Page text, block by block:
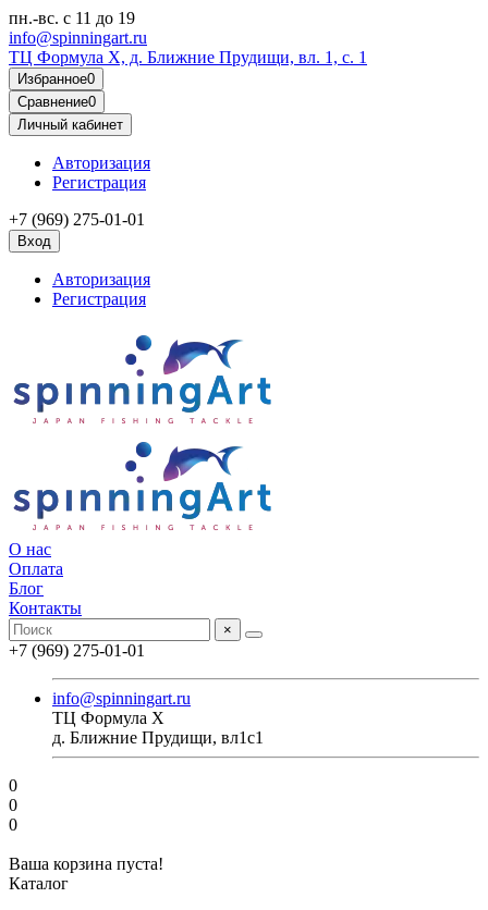
пн.-вс. с 11 до 19
info@spinningart.ru
ТЦ Формула X, д. Ближние Прудищи, вл. 1, с. 1
Избранное0
Сравнение0
Личный кабинет
Авторизация
Регистрация
+7 (969) 275-01-01
Вход
Авторизация
Регистрация
О нас
Оплата
Блог
Контакты
×
+7 (969) 275-01-01
info@spinningart.ru
ТЦ Формула X
д. Ближние Прудищи, вл1с1
0
0
0
Ваша корзина пуста!
Каталог